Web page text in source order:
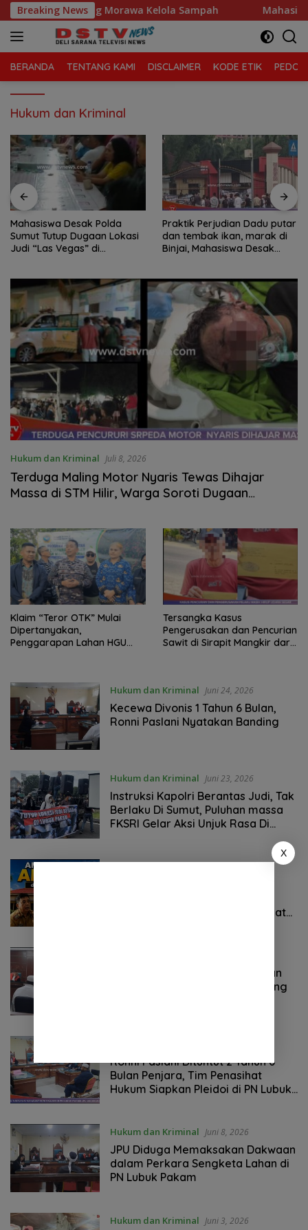
Langsung
ke
konten
Breaking News
Tanjung Morawa Kelola Sampah Mahasiswa
BERANDA TENTANG KAMI DISCLAIMER KODE ETIK
Hukum dan Kriminal
Mahasiswa Desak Polda
Sumut Tutup Dugaan Lokasi
Judi “Las Vegas” di
Praktik Perjudian Dadu putar
dan tembak ikan, marak di
Binjai, Mahasiswa Desak
Hukum dan Kriminal Juli 8, 2026
Terduga Maling Motor Nyaris Tewas Dihajar
Massa di STM Hilir, Warga Soroti Dugaan
Klaim “Teror OTK” Mulai
Dipertanyakan,
Penggarapan Lahan HGU
Tersangka Kasus
Pengerusakan dan Pencurian
Sawit di Sirapit Mangkir dari
Hukum dan Kriminal Juni 24, 2026
Kecewa Divonis 1 Tahun 6 Bulan,
Ronni Paslani Nyatakan Banding
Hukum dan Kriminal Juni 23, 2026
Instruksi Kapolri Berantas Judi, Tak
Berlaku Di Sumut, Puluhan massa
FKSRI Gelar Aksi Unjuk Rasa Di
Gelar Aksi Demo di Kantor Camat
Ronni Paslani, Berharap, Putusan
Majelis Hakim,Sesuai Pledoy Yang
Ronni Paslani Dituntut 2 Tahun 6
Bulan Penjara, Tim Penasihat
Hukum Siapkan Pleidoi di PN Lubuk
Hukum dan Kriminal Juni 8, 2026
JPU Diduga Memaksakan Dakwaan
dalam Perkara Sengketa Lahan di
PN Lubuk Pakam
Hukum dan Kriminal Juni 3, 2026
X